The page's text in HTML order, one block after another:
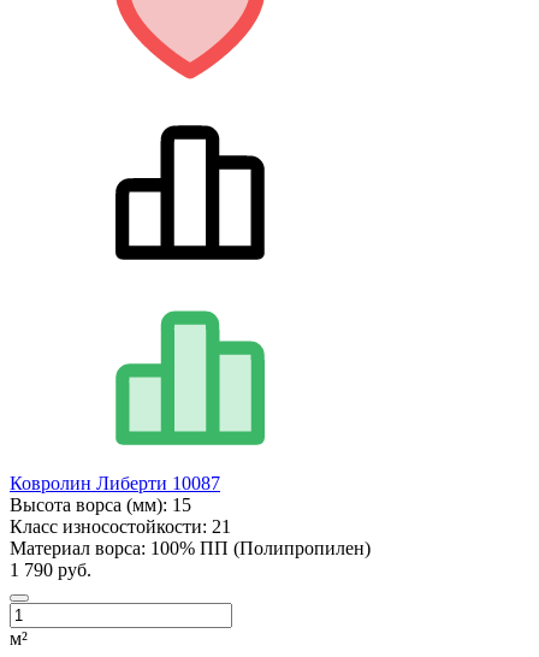
Ковролин Либерти 10087
Высота ворса (мм): 15
Класс износостойкости: 21
Материал ворса: 100% ПП (Полипропилен)
1 790 руб.
м²